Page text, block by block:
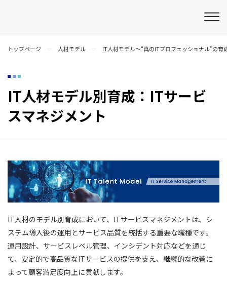
トップページ 人材モデル IT人材モデル～“真のITプロフェッショナル”の育
IT人材モデル別育成：ITサービ
スマネジメント
IT人材のモデル別育成において、ITサービスマネジメントは、シ
ステム導入後の運用とサービス品質を統括する重要な職種です。
運用設計、サービスレベル管理、インシデント対応などを通じ
て、安定的で高品質なITサービスの提供を支え、継続的な改善に
よって顧客満足度向上に貢献します。